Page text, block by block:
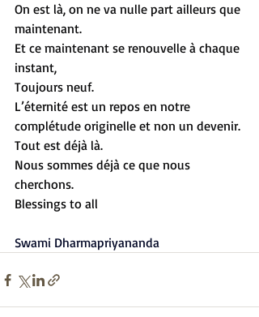
On est là, on ne va nulle part ailleurs que
maintenant.
Et ce maintenant se renouvelle à chaque
instant,
Toujours neuf.
L’éternité est un repos en notre
complétude originelle et non un devenir.
Tout est déjà là.
Nous sommes déjà ce que nous
cherchons.
Blessings to all
Swami Dharmapriyananda